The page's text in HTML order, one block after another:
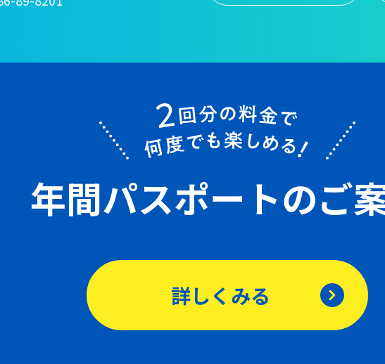
年間パスポートのご
詳しくみる